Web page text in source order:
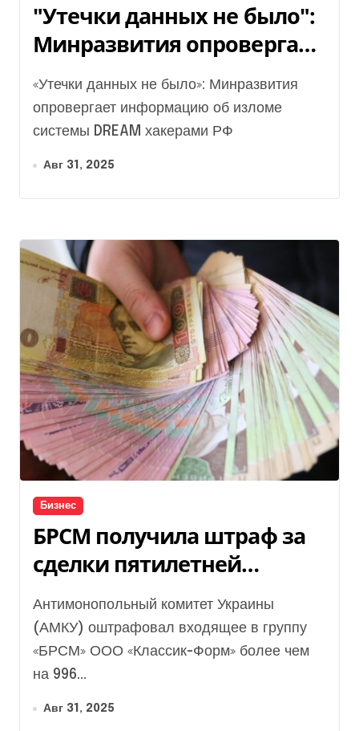
"Утечки данных не было":
Минразвития опровергает
информацию об изломе
системы DREAM хакерами
РФ
«Утечки данных не было»: Минразвития
опровергает информацию об изломе
системы DREAM хакерами РФ
Авг 31, 2025
Бизнес
БРСМ получила штраф за
сделки пятилетней
давности
Антимонопольный комитет Украины
(АМКУ) оштрафовал входящее в группу
«БРСМ» ООО «Классик-Форм» более чем
на 996...
Авг 31, 2025